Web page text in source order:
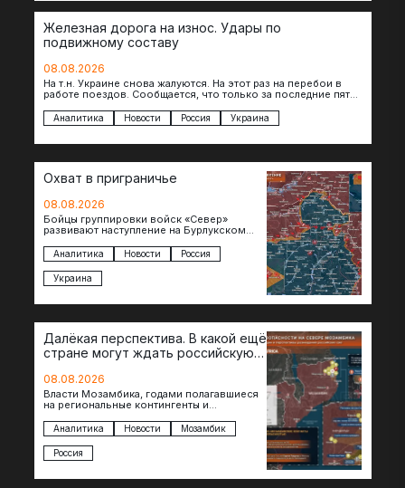
Железная дорога на износ. Удары по
подвижному составу
08.08.2026
На т.н. Украине снова жалуются. На этот раз на перебои в
работе поездов. Сообщается, что только за последние пять
Аналитика Новости Россия Украина
Охват в приграничье
08.08.2026
Бойцы группировки войск «Север»
развивают наступление на Бурлукском
теснят противника сразу на нескольких
участках, создавая угрозу охвата…
Аналитика Новости Россия
Украина
Далёкая перспектива. В какой ещё
стране могут ждать российскую
08.08.2026
Власти Мозамбика, годами полагавшиеся
на региональные контингенты и
обращаются к российской стороне за
консультациями в…
Аналитика Новости Мозамбик
Россия